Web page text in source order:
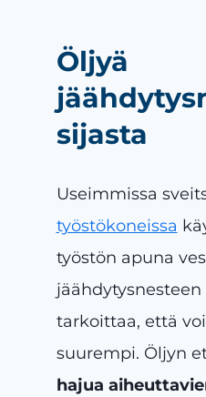
Öljyä
sijasta
Useimmissa
työstökoneissa
työstön apuna
jäähdytysnesteen
tarkoittaa, että
suurempi. Öljyn
hajua